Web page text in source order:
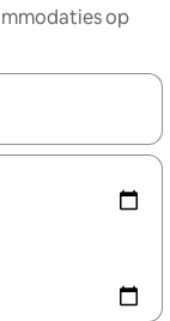
op
zijn, maak je